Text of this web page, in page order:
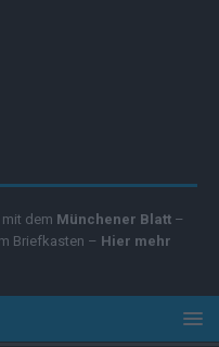
mit dem Münchener Blatt –
Briefkasten – Hier mehr